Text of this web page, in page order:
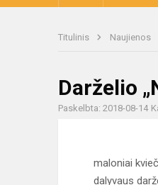
Titulinis Naujienos
Darželio
Paskelbta: 2018-08-14
maloniai
dalyvaus